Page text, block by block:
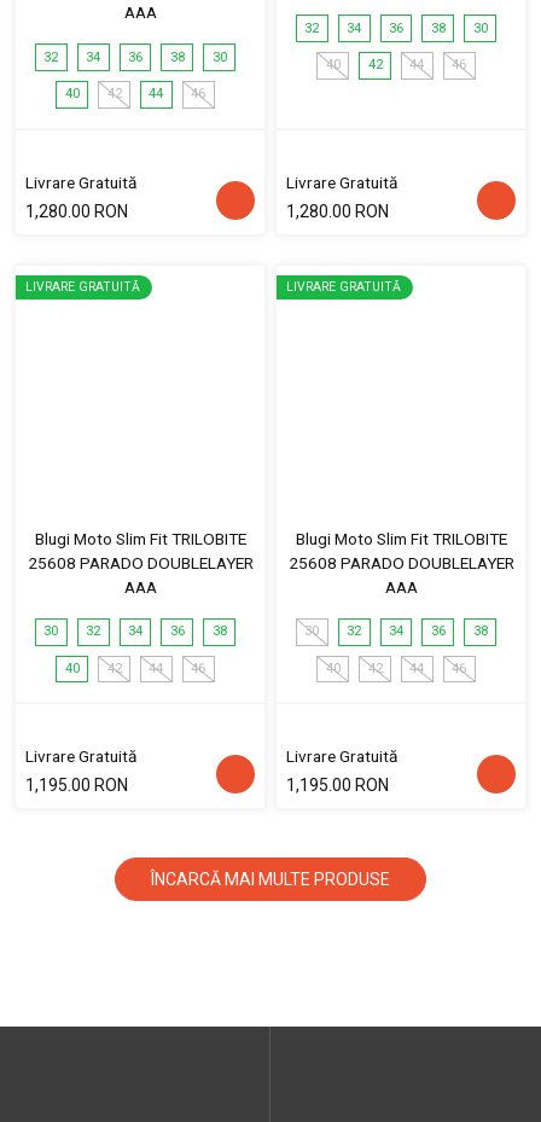
AAA
32 34 36 38 30
40 42 44 46
Livrare Gratuită
1,280.00 RON
32 34 36 38 30
40 42 44 46
Livrare Gratuită
1,280.00 RON
LIVRARE GRATUITĂ
Blugi Moto Slim Fit TRILOBITE
25608 PARADO DOUBLELAYER
AAA
30 32 34 36 38
40 42 44 46
Livrare Gratuită
1,195.00 RON
LIVRARE GRATUITĂ
Blugi Moto Slim Fit TRILOBITE
25608 PARADO DOUBLELAYER
AAA
30 32 34 36 38
40 42 44 46
Livrare Gratuită
1,195.00 RON
ÎNCARCĂ MAI MULTE PRODUSE